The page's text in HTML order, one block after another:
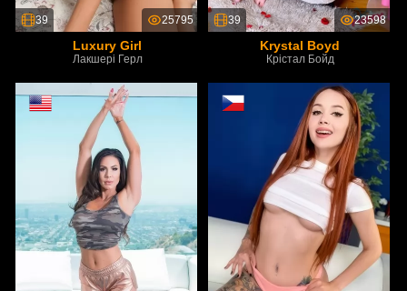
39 25795
Luxury Girl
Лакшері Герл
39 23598
Krystal Boyd
Крістал Бойд